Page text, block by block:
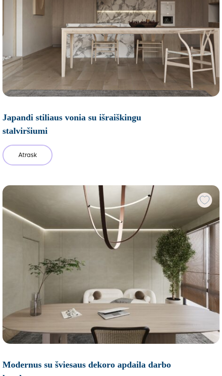
Japandi stiliaus vonia su išraiškingu
stalviršiumi
Atrask
Modernus su šviesaus dekoro apdaila darbo